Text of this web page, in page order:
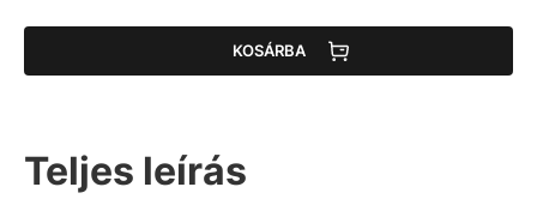
KOSÁRBA
Teljes leírás